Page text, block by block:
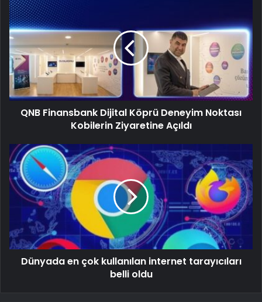
QNB Finansbank Dijital Köprü Deneyim Noktası
Kobilerin Ziyaretine Açıldı
Dünyada en çok kullanılan internet tarayıcıları
belli oldu